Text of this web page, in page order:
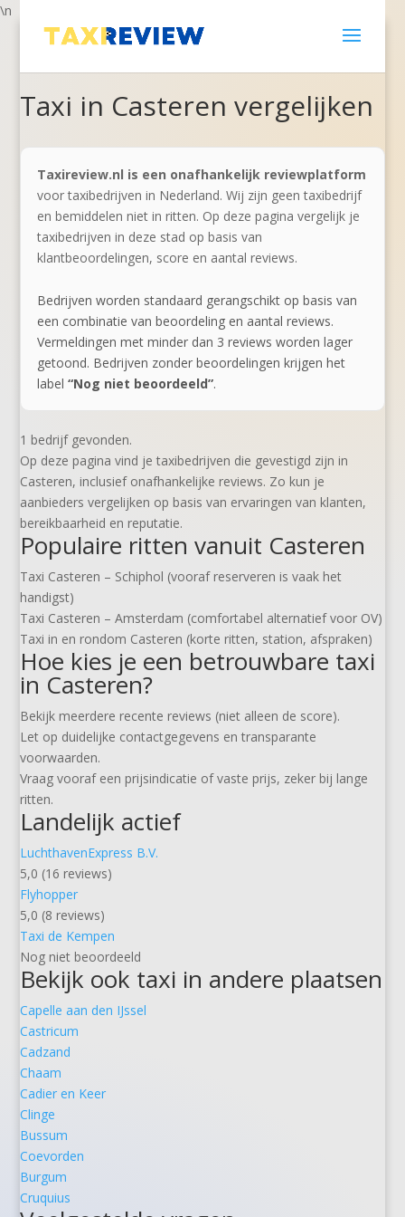
\n
Taxi in Casteren vergelijken
Taxireview.nl is een onafhankelijk reviewplatform
voor taxibedrijven in Nederland. Wij zijn geen taxibedrijf
en bemiddelen niet in ritten. Op deze pagina vergelijk je
taxibedrijven in deze stad op basis van
klantbeoordelingen, score en aantal reviews.
Bedrijven worden standaard gerangschikt op basis van
een combinatie van beoordeling en aantal reviews.
Vermeldingen met minder dan 3 reviews worden lager
getoond. Bedrijven zonder beoordelingen krijgen het
label“Nog niet beoordeeld”.
1 bedrijf gevonden.
Op deze pagina vind je taxibedrijven die gevestigd zijn in
Casteren, inclusief onafhankelijke reviews. Zo kun je
aanbieders vergelijken op basis van ervaringen van klanten,
bereikbaarheid en reputatie.
Populaire ritten vanuit Casteren
Taxi Casteren – Schiphol (vooraf reserveren is vaak het
handigst)
Taxi Casteren – Amsterdam (comfortabel alternatief voor OV)
Taxi in en rondom Casteren (korte ritten, station, afspraken)
Hoe kies je een betrouwbare taxi
in Casteren?
Bekijk meerdere recente reviews (niet alleen de score).
Let op duidelijke contactgegevens en transparante
voorwaarden.
Vraag vooraf een prijsindicatie of vaste prijs, zeker bij lange
ritten.
Landelijk actief
LuchthavenExpress B.V.
5,0 (16 reviews)
Flyhopper
5,0 (8 reviews)
Taxi de Kempen
Nog niet beoordeeld
Bekijk ook taxi in andere plaatsen
Capelle aan den IJssel
Castricum
Cadzand
Chaam
Cadier en Keer
Clinge
Bussum
Coevorden
Burgum
Cruquius